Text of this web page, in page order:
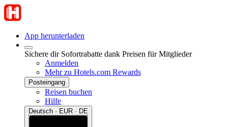
App herunterladen
Sichere dir Sofortrabatte dank Preisen für Mitglieder
Anmelden
Mehr zu Hotels.com Rewards
Posteingang
Reisen buchen
Hilfe
Deutsch · EUR · DE